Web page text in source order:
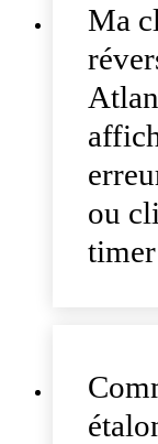
Ma
ou
timer